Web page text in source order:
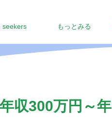
seekers もっとみる
収300万円～年